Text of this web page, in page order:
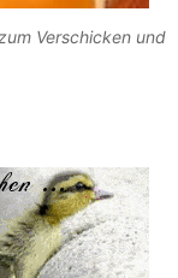
Verschicken und